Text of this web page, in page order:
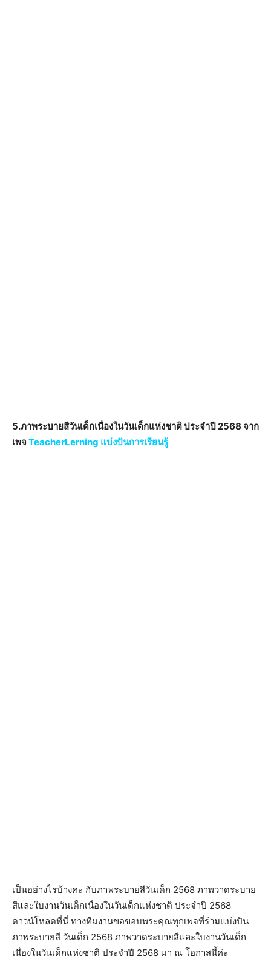
5.ภาพระบายสีวันเด็กเนื่องในวันเด็กแห่งชาติ ประจำปี 2568 จาก
เพจTeacherLerning แบ่งปันการเรียนรู้
เป็นอย่างไรบ้างคะ กับภาพระบายสีวันเด็ก 2568 ภาพวาดระบาย
สีและใบงานวันเด็กเนื่องในวันเด็กแห่งชาติ ประจำปี 2568
ดาวน์โหลดที่นี่ ทางทีมงานขอขอบพระคุณทุกเพจที่ร่วมแบ่งปัน
ภาพระบายสี วันเด็ก 2568 ภาพวาดระบายสีและใบงานวันเด็ก
เนื่องในวันเด็กแห่งชาติ ประจำปี 2568 มา ณ โอกาสนี้ค่ะ